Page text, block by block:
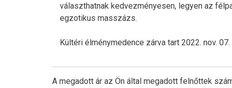
választhatnak kedvezményesen, legyen az
egzotikus masszázs.
Kültéri élménymedence zárva tart 2022. nov.
A megadott ár az Ön által megadott felnőttek